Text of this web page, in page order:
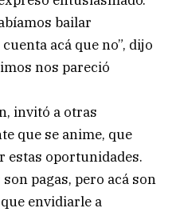
bailar
acá que no”, dijo
nos pareció
invitó a otras
que se anime, que
estas oportunidades.
pagas, pero acá son
envidiarle a